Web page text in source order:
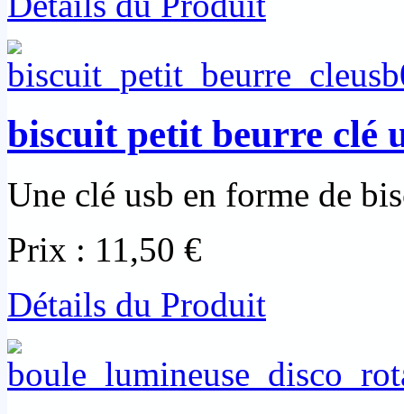
biscuit petit beurre clé
Une clé usb en forme de
Prix : 11,50 €
Détails du Produit